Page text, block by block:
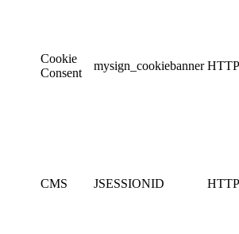
Cookie
Consent
mysign_cookiebanner HTTP
CMS JSESSIONID HTTP